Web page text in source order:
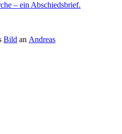
– ein Abschiedsbrief.
Bild an Andreas